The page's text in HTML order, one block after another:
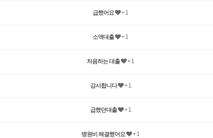
급했어요 + 1
소액대출 + 1
처음하는 대출 + 1
감사합니다 + 1
급했던대출 + 1
병원비 해결했어요 + 1